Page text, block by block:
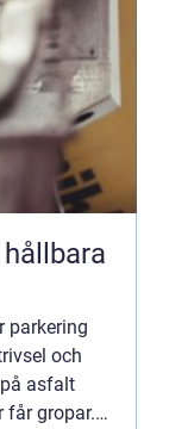
parkering
och
asfalt
får gropar.